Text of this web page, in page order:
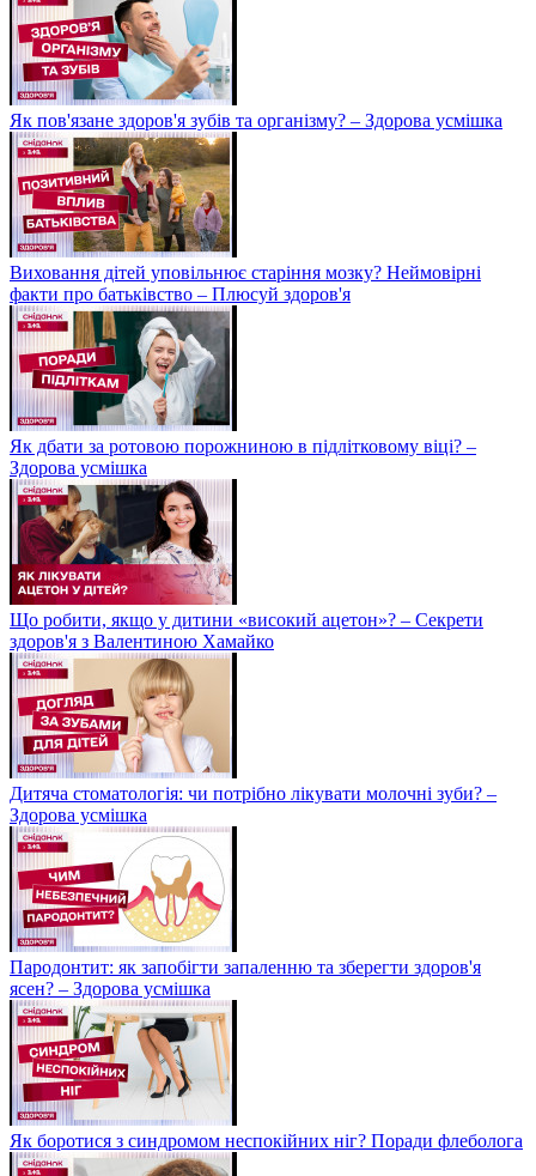
Як пов'язане здоров'я зубів та організму? – Здорова усмішка
Виховання дітей уповільнює старіння мозку? Неймовірні
факти про батьківство – Плюсуй здоров'я
Як дбати за ротовою порожниною в підлітковому віці? –
Здорова усмішка
Що робити, якщо у дитини «високий ацетон»? – Секрети
здоров'я з Валентиною Хамайко
Дитяча стоматологія: чи потрібно лікувати молочні зуби? –
Здорова усмішка
Пародонтит: як запобігти запаленню та зберегти здоров'я
ясен? – Здорова усмішка
Як боротися з синдромом неспокійних ніг? Поради флеболога